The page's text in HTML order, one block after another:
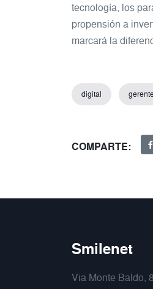
tecnología, los
propensión a
marcará la
digital
COMPARTE:
Smilenet
Via Monte Baldo,